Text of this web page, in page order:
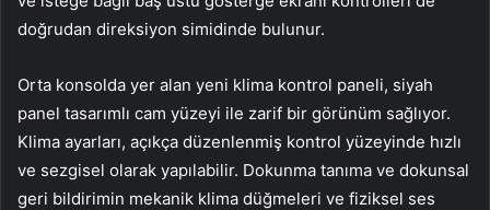
doğrudan direksiyon simidinde bulunur.
Orta konsolda yer alan yeni klima kontrol paneli, siyah
panel tasarımlı cam yüzeyi ile zarif bir görünüm sağlıyor.
Klima ayarları, açıkça düzenlenmiş kontrol yüzeyinde hızlı
ve sezgisel olarak yapılabilir. Dokunma tanıma ve dokunsal
geri bildirimin mekanik klima düğmeleri ve fiziksel ses